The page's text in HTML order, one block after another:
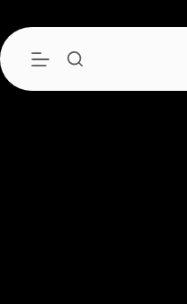
περιεχόμενο